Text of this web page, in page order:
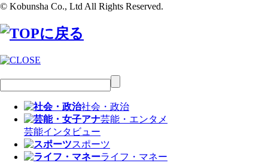
© Kobunsha Co., Ltd All Rights Reserved.
社会・政治
芸能・エンタメ
芸能インタビュー
スポーツ
ライフ・マネー